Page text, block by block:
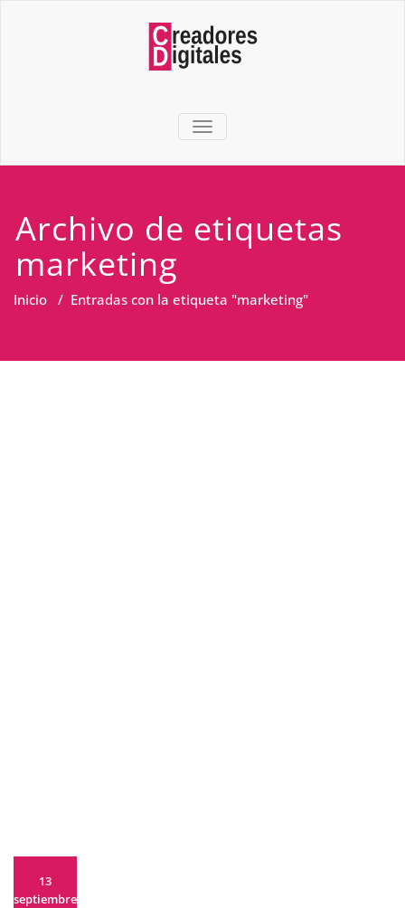
TOGGLE NAVIGATION
Archivo de etiquetas
marketing
Inicio / Entradas con la etiqueta "marketing"
13
septiembre,